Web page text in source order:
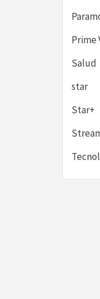
Prime
Salud
star
Star+